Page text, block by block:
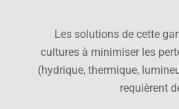
Les solutions de cette
cultures à minimiser les
(hydrique, thermique,
requièrent